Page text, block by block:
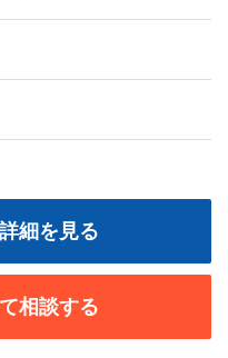
細を見る
相談する